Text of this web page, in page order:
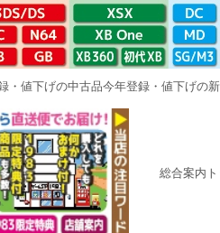
・値下げの中古品今年登録・値下げの
総合案内